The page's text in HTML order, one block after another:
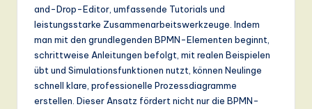
and-Drop-Editor, umfassende Tutorials und
leistungsstarke Zusammenarbeitswerkzeuge. Indem
man mit den grundlegenden BPMN-Elementen beginnt,
schrittweise Anleitungen befolgt, mit realen Beispielen
übt und Simulationsfunktionen nutzt, können Neulinge
schnell klare, professionelle Prozessdiagramme
erstellen. Dieser Ansatz fördert nicht nur die BPMN-